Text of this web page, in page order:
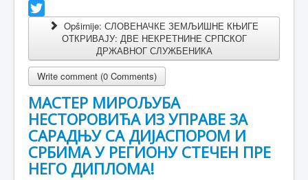
Facebook
Twitter
Opširnije: СЛОВЕНАЧКЕ ЗЕМЉИШНЕ КЊИГЕ
ОТКРИВАЈУ: ДВЕ НЕКРЕТНИНЕ СРПСКОГ
ДРЖАВНОГ СЛУЖБЕНИКА
Write comment (0 Comments)
МАСТЕР МИРОЉУБА
НЕСТОРОВИЋА ИЗ УПРАВЕ ЗА
САРАДЊУ СА ДИЈАСПОРОМ И
СРБИМА У РЕГИОНУ СТЕЧЕН ПРЕ
НЕГО ДИПЛОМА!